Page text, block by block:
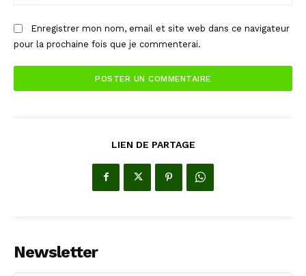
Enregistrer mon nom, email et site web dans ce navigateur
pour la prochaine fois que je commenterai.
LIEN DE PARTAGE
Newsletter